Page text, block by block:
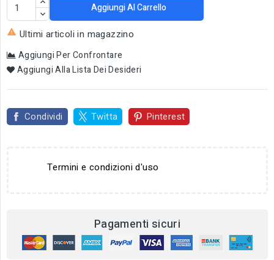
Aggiungi Al Carrello
 Ultimi articoli in magazzino
Aggiungi Per Confrontare
Aggiungi Alla Lista Dei Desideri
Condividi Twitta Pinterest
Termini e condizioni d'uso
Pagamenti sicuri